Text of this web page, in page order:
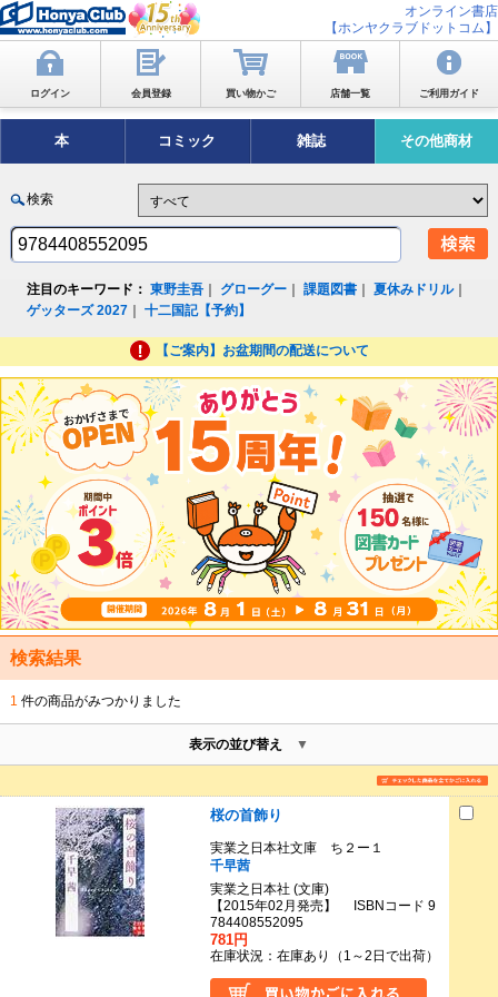
オンライン書店
【ホンヤクラブドットコム】
ログイン 会員登録 買い物かご 店舗一覧 ご利用ガイド
本 コミック 雑誌 その他商材
検索
注目のキーワード： 東野圭吾 グローグー ｜課題図書 ｜夏休みドリル｜
ゲッターズ 2027 ｜十二国記【予約】
【ご案内】お盆期間の配送について
検索結果
1 件の商品がみつかりました
表示の並び替え
桜の首飾り
実業之日本社文庫 ち２ー１
千早茜
実業之日本社 (文庫)
【2015年02月発売】 ISBNコード 9
784408552095
781円
在庫状況：在庫あり（1～2日で出荷）